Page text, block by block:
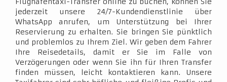
jederzeit unsere 24/7-Kundendienstlinie über
WhatsApp anrufen, um Unterstützung bei Ihrer
Reservierung zu erhalten. Sie bringen Sie pünktlich
und problemlos zu Ihrem Ziel. Wir geben dem Fahrer
Ihre Reisedetails, damit er Sie im Falle von
Verzögerungen oder wenn Sie ihn für Ihren Transfer
finden müssen, leicht kontaktieren kann. Unsere